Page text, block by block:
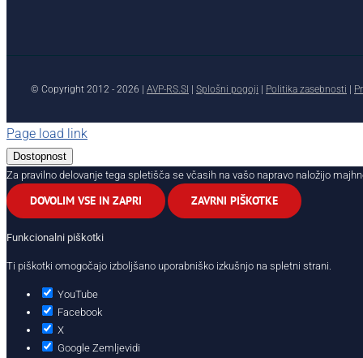
© Copyright 2012 - 2026 | AVP-RS.SI Splošni pogoji Politika zasebnosti
Page load link
Dostopnost
Za pravilno delovanje tega spletišča se včasih na vašo napravo naložijo
DOVOLIM VSE IN ZAPRI ZAVRNI PIŠKOTKE
Funkcionalni piškotki
Ti piškotki omogočajo izboljšano uporabniško izkušnjo na spletni strani.
YouTube
Facebook
X
Google Zemljevidi